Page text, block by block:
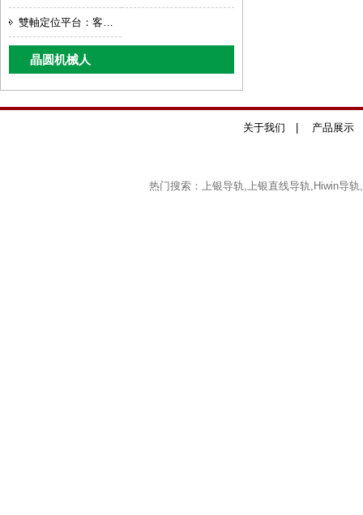
雙軸定位平台：客製化
晶圆机械人
关于我们 产品展示
热门搜索：上银导轨,上银直线导轨,Hiwin导